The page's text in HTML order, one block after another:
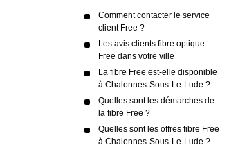
Comment contacter le service
client Free ?
Les avis clients fibre optique
Free dans votre ville
La fibre Free est-elle disponible
à Chalonnes-Sous-Le-Lude ?
Quelles sont les démarches de
la fibre Free ?
Quelles sont les offres fibre Free
à Chalonnes-Sous-Le-Lude ?